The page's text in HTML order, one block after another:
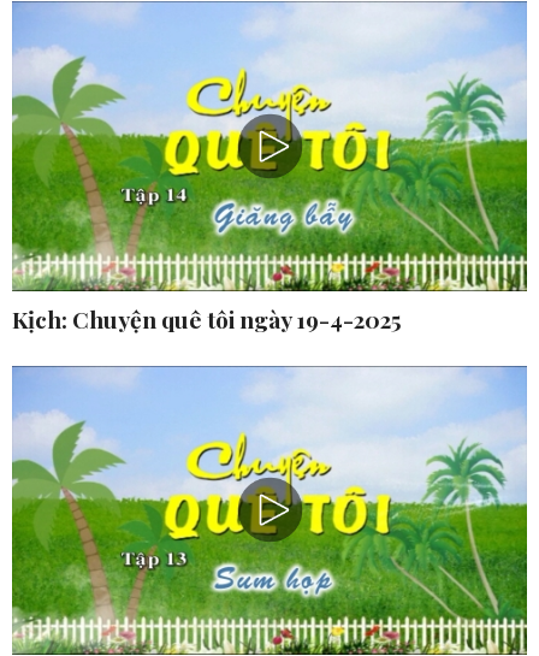
Kịch: Chuyện quê tôi ngày 19-4-2025